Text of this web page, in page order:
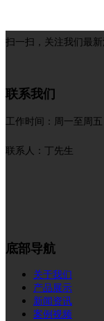
扫一扫，关注我们最新
联系我们
工作时间：周一至周五
联系人：丁先生
底部导航
关于我们
产品展示
新闻资讯
案例视频